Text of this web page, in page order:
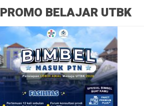
PROMO BELAJAR UTBK